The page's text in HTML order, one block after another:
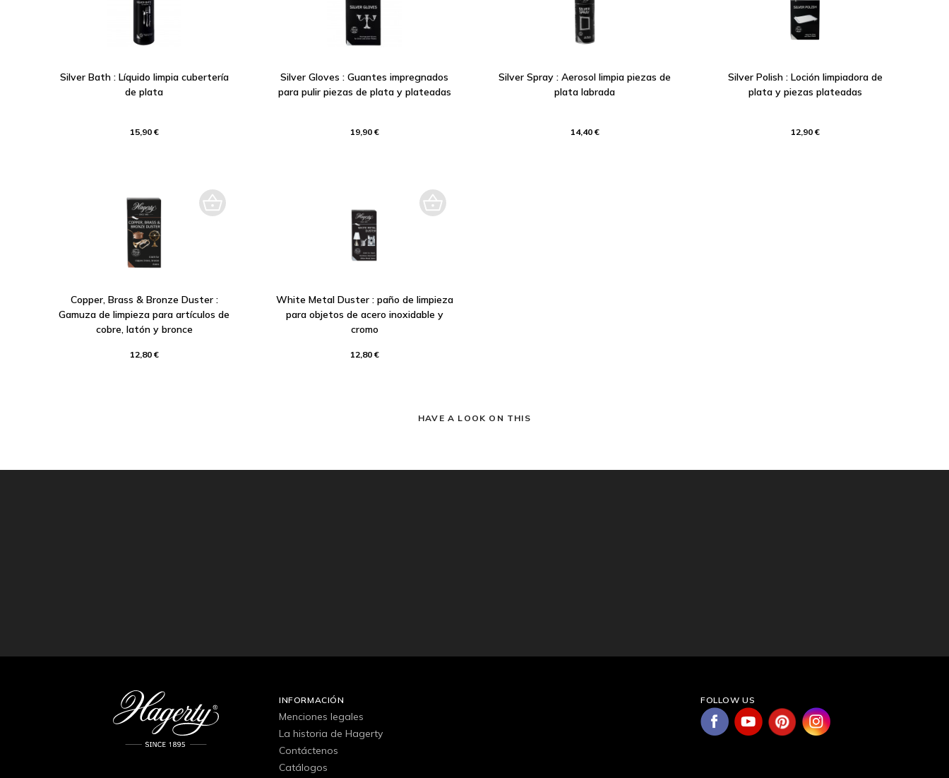
Silver Bath : Líquido limpia cubertería
de plata
15,90 €
Silver Gloves : Guantes impregnados
para pulir piezas de plata y plateadas
19,90 €
Silver Spray : Aerosol limpia piezas de
plata labrada
14,40 €
Silver Polish : Loción limpiadora de
plata y piezas plateadas
12,90 €
Copper, Brass & Bronze Duster :
Gamuza de limpieza para artículos de
cobre, latón y bronce
12,80 €
White Metal Duster : paño de limpieza
para objetos de acero inoxidable y
cromo
12,80 €
HAVE A LOOK ON THIS
INFORMACIÓN
Menciones legales
La historia de Hagerty
Contáctenos
Catálogos
FOLLOW US